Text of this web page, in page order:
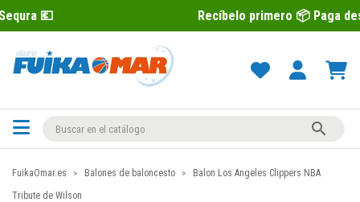
Recíbelo primero 📦 Paga después con

FuikaOmar.es Balones de baloncesto
Balon Los Angeles Clippers NBA
Tribute de Wilson